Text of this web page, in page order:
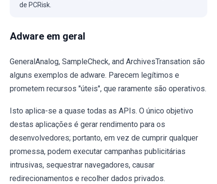
de PCRisk.
Adware em geral
GeneralAnalog, SampleCheck, and ArchivesTransation são
alguns exemplos de adware. Parecem legítimos e
prometem recursos "úteis", que raramente são operativos.
Isto aplica-se a quase todas as APIs. O único objetivo
destas aplicações é gerar rendimento para os
desenvolvedores; portanto, em vez de cumprir qualquer
promessa, podem executar campanhas publicitárias
intrusivas, sequestrar navegadores, causar
redirecionamentos e recolher dados privados.